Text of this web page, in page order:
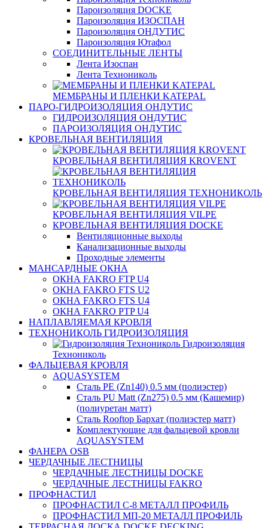
Пароизоляция DOCKE
Пароизоляция ИЗОСПАН
Пароизоляция ОНДУТИС
Пароизоляция Ютафол
СОЕДИНИТЕЛЬНЫЕ ЛЕНТЫ
Лента Изоспан
Лента Технониколь
МЕМБРАНЫ И ПЛЕНКИ KATEPAL
ПАРО-ГИДРОИЗОЛЯЦИЯ ОНДУТИС
ГИДРОИЗОЛЯЦИЯ ОНДУТИС
ПАРОИЗОЛЯЦИЯ ОНДУТИС
КРОВЕЛЬНАЯ ВЕНТИЛЯЦИЯ
КРОВЕЛЬНАЯ ВЕНТИЛЯЦИЯ KROVENT
КРОВЕЛЬНАЯ ВЕНТИЛЯЦИЯ ТЕХНОНИКОЛЬ
КРОВЕЛЬНАЯ ВЕНТИЛЯЦИЯ VILPE
КРОВЕЛЬНАЯ ВЕНТИЛЯЦИЯ DOCKE
Вентиляционные выходы
Канализационные выходы
Проходные элементы
МАНСАРДНЫЕ ОКНА
ОКНА FAKRO FTP U4
ОКНА FAKRO FTS U2
ОКНА FAKRO FTS U4
ОКНА FAKRO PTP U4
НАПЛАВЛЯЕМАЯ КРОВЛЯ
ТЕХНОНИКОЛЬ ГИДРОИЗОЛЯЦИЯ
Гидроизоляция
Технониколь
ФАЛЬЦЕВАЯ КРОВЛЯ
AQUASYSTEM
Сталь PE (Zn140) 0.5 мм (полиэстер)
Сталь PU Matt (Zn275) 0.5 мм (Кашемир)
(полиуретан матт)
Сталь Rooftop Бархат (полиэстер матт)
Комплектующие для фальцевой кровли
AQUASYSTEM
ФАНЕРА OSB
ЧЕРДАЧНЫЕ ЛЕСТНИЦЫ
ЧЕРДАЧНЫЕ ЛЕСТНИЦЫ DOCKE
ЧЕРДАЧНЫЕ ЛЕСТНИЦЫ FAKRO
ПРОФНАСТИЛ
ПРОФНАСТИЛ C-8 МЕТАЛЛ ПРОФИЛЬ
ПРОФНАСТИЛ МП-20 МЕТАЛЛ ПРОФИЛЬ